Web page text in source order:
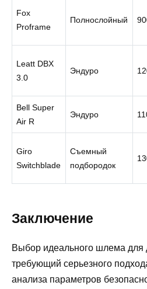
Fox
Proframe
Полнослойный
Leatt DBX
3.0
Эндуро
Bell Super
Air R
Эндуро
Giro
Switchblade
Съемный
подбородок
Заключение
Выбор идеального шлема для
требующий серьезного
анализа параметров